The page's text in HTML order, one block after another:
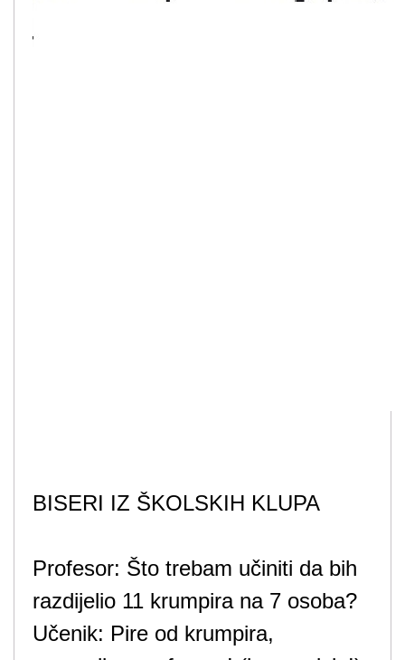
BISERI IZ ŠKOLSKIH KLUPA
Profesor: Što trebam učiniti da bih
razdijelio 11 krumpira na 7 osoba?
Učenik: Pire od krumpira,